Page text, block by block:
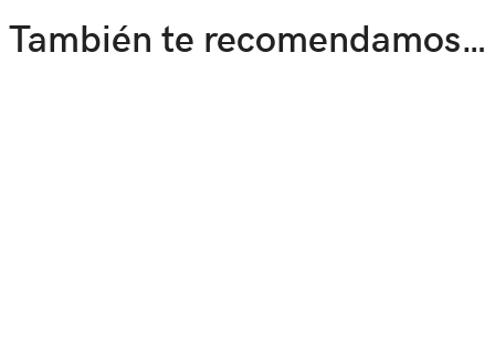
También te recomendamos…